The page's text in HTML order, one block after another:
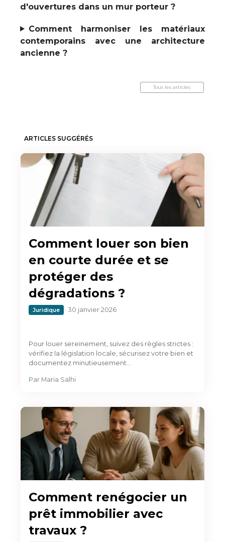
d'ouvertures dans un mur porteur ?
Comment harmoniser les matériaux
contemporains avec une architecture
ancienne ?
Tous les articles
ARTICLES SUGGÉRÉS
Comment louer son bien
en courte durée et se
protéger des
dégradations ?
Juridique 30 janvier 2026
Pour louer sereinement, suivez des règles strictes :
vérifiez la législation locale, sécurisez votre bien et
documentez minutieusement…
Par Maria Salhi
Comment renégocier un
prêt immobilier avec
travaux ?